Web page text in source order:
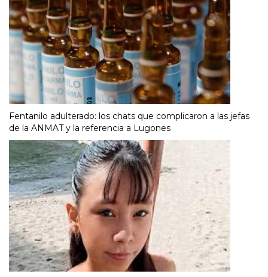
Fentanilo adulterado: los chats que complicaron a las jefas
de la ANMAT y la referencia a Lugones